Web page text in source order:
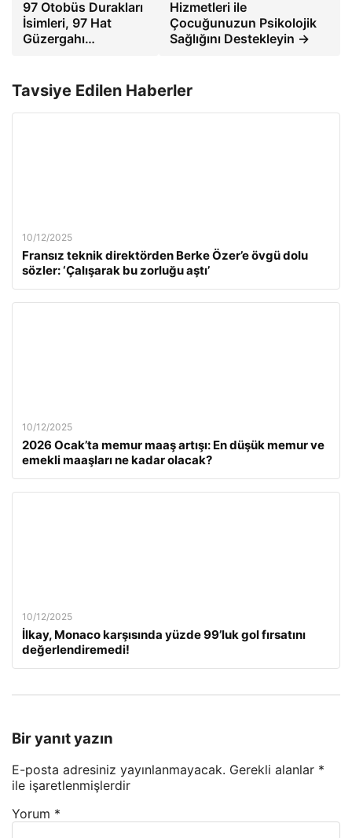
97 Otobüs Durakları
İsimleri, 97 Hat
Güzergahı…
Hizmetleri ile
Çocuğunuzun Psikolojik
Sağlığını Destekleyin →
Tavsiye Edilen Haberler
10/12/2025
Fransız teknik direktörden Berke Özer’e övgü dolu
sözler: ‘Çalışarak bu zorluğu aştı’
10/12/2025
2026 Ocak’ta memur maaş artışı: En düşük memur ve
emekli maaşları ne kadar olacak?
10/12/2025
İlkay, Monaco karşısında yüzde 99’luk gol fırsatını
değerlendiremedi!
Bir yanıt yazın
E-posta adresiniz yayınlanmayacak. Gerekli alanlar *
ile işaretlenmişlerdir
Yorum *